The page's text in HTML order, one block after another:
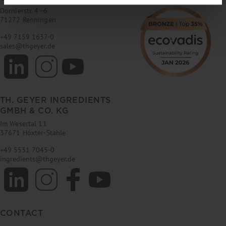
Dornierstr. 4–6
71272 Renningen
+49 7159 1637-0
sales@thgeyer.de
TH. GEYER INGREDIENTS
GMBH & CO. KG
Im Wesertal 11
37671 Höxter-Stahle
+49 5531 7045-0
ingredients@thgeyer.de
CONTACT